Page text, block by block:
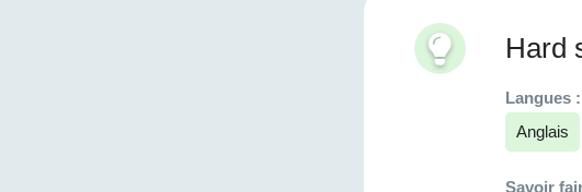
Hard
Langues :
Anglais
Savoir